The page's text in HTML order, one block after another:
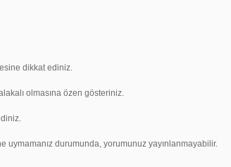
dikkat ediniz.
olmasına özen gösteriniz.
uymamanız durumunda, yorumunuz yayınlanmayabilir.